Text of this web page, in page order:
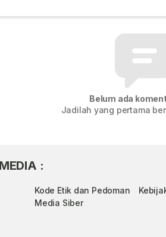
Belum ada
Jadilah yang pertama
:
Kode Etik dan Pedoman
Media Siber